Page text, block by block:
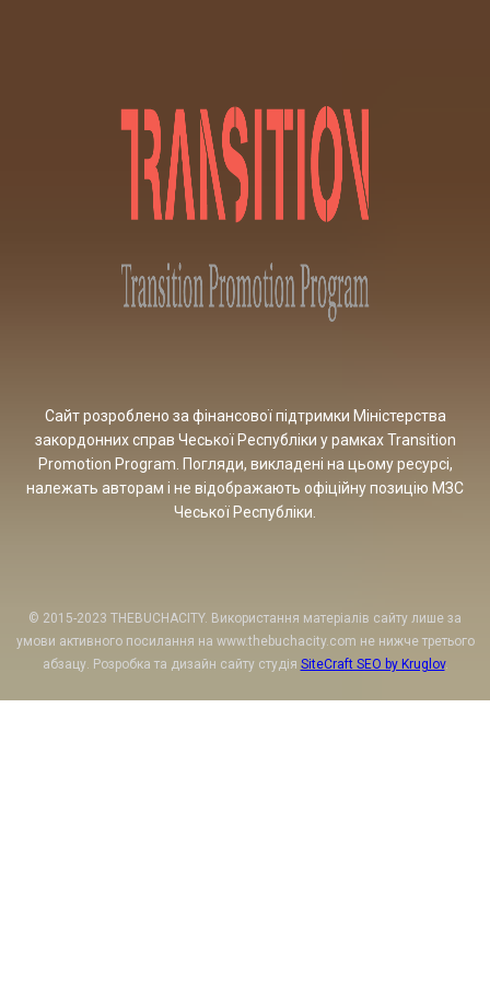
Сайт розроблено за фінансової підтримки Міністерства
закордонних справ Чеської Республіки у рамках Transition
Promotion Program. Погляди, викладені на цьому ресурсі,
належать авторам і не відображають офіційну позицію МЗС
Чеської Республіки.
© 2015-2023 THEBUCHACITY. Використання матеріалів сайту лише за
умови активного посилання на www.thebuchacity.com не нижче третього
абзацу. Розробка та дизайн сайту студія SiteCraft SEO by Kruglov.